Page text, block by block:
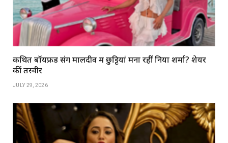
कथित बॉयफ्रेंड संग मालदीव में छुट्टियां मना रहीं निया शर्मा? शेयर
कीं तस्वीरें
JULY 29, 2026